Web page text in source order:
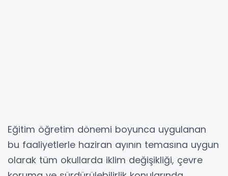
Eğitim öğretim dönemi boyunca uygulanan
bu faaliyetlerle haziran ayının temasına uygun
olarak tüm okullarda iklim değişikliği, çevre